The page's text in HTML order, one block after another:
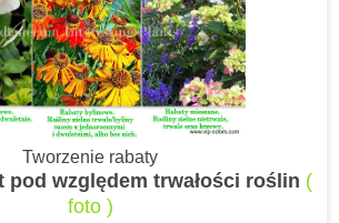
Tworzenie rabaty
pod względem trwałości roślin (
foto )